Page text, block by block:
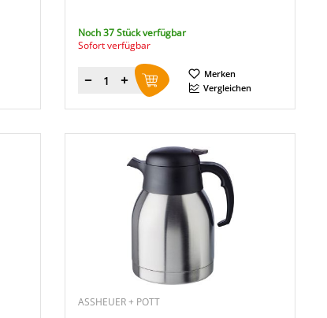
Noch 37 Stück verfügbar
Sofort verfügbar
Menge
Merken
Vergleichen
ASSHEUER + POTT